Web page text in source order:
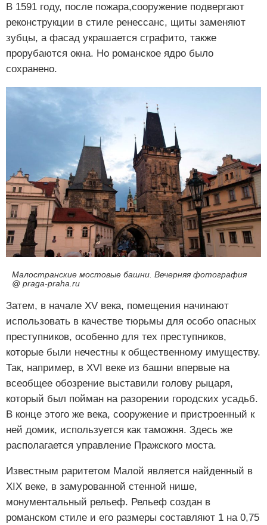
В 1591 году, после пожара,сооружение подвергают
реконструкции в стиле ренессанс, щиты заменяют
зубцы, а фасад украшается сграфито, также
прорубаются окна. Но романское ядро было
сохранено.
Малостранские мостовые башни. Вечерняя фотография
@ praga-praha.ru
Затем, в начале XV века, помещения начинают
использовать в качестве тюрьмы для особо опасных
преступников, особенно для тех преступников,
которые были нечестны к общественному имуществу.
Так, например, в XVI веке из башни впервые на
всеобщее обозрение выставили голову рыцаря,
который был пойман на разорении городских усадьб.
В конце этого же века, сооружение и пристроенный к
ней домик, используется как таможня. Здесь же
располагается управление Пражского моста.
Известным раритетом Малой является найденный в
XIX веке, в замурованной стенной нише,
монументальный рельеф. Рельеф создан в
романском стиле и его размеры составляют 1 на 0,75